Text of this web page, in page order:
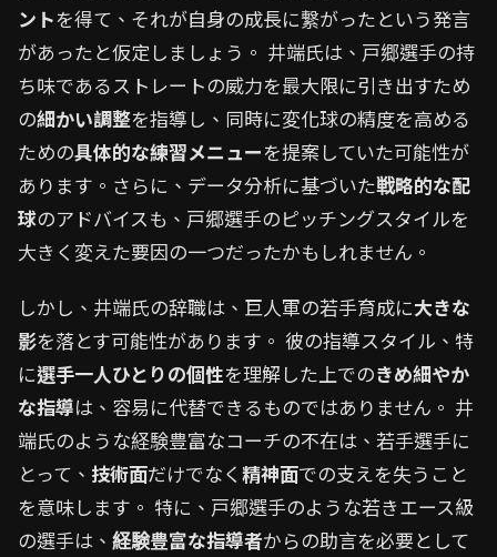
ントを得て、それが自身の成長に繋がったという発言
があったと仮定しましょう。 井端氏は、戸郷選手の持
ち味であるストレートの威力を最大限に引き出すため
の細かい調整を指導し、同時に変化球の精度を高める
ための具体的な練習メニューを提案していた可能性が
あります。さらに、データ分析に基づいた戦略的な配
球のアドバイスも、戸郷選手のピッチングスタイルを
大きく変えた要因の一つだったかもしれません。
しかし、井端氏の辞職は、巨人軍の若手育成に大きな
影を落とす可能性があります。 彼の指導スタイル、特
に選手一人ひとりの個性を理解した上でのきめ細やか
な指導は、容易に代替できるものではありません。 井
端氏のような経験豊富なコーチの不在は、若手選手に
とって、 技術面だけでなく 精神面での支えを失うこと
を意味します。 特に、戸郷選手のような若きエース級
の選手は、 経験豊富な指導者からの助言を必要として